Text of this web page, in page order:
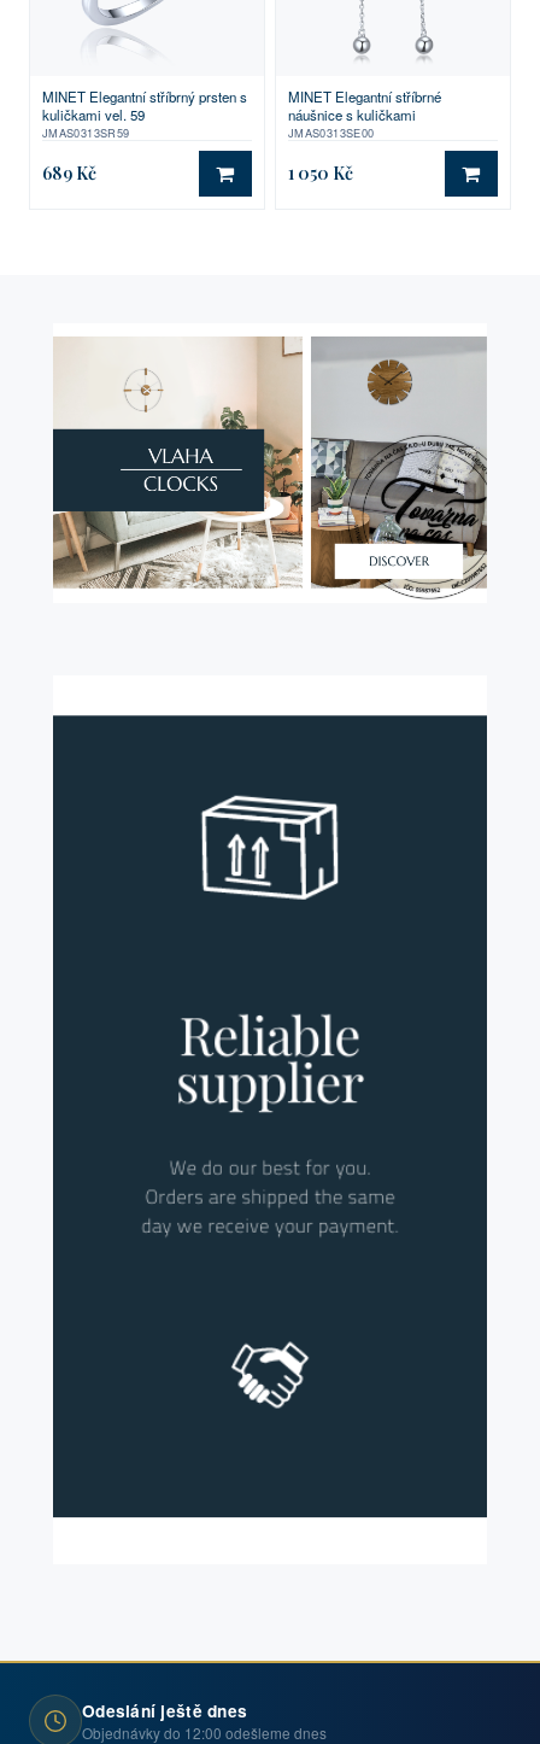
MINET Elegantní stříbrný prsten s
kuličkami vel. 59
JMAS0313SR59
689 Kč DO KOŠÍKU
MINET Elegantní stříbrné
náušnice s kuličkami
JMAS0313SE00
1 050 Kč DO
Odeslání ještě dnes
Objednávky do 12:00 odešleme dnes